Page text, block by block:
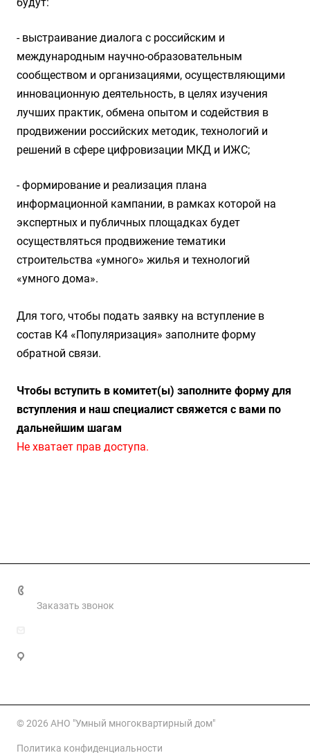
- выстраивание диалога с российским и
международным научно-образовательным
сообществом и организациями, осуществляющими
инновационную деятельность, в целях изучения
лучших практик, обмена опытом и содействия в
продвижении российских методик, технологий и
решений в сфере цифровизации МКД и ИЖС;
- формирование и реализация плана
информационной кампании, в рамках которой на
экспертных и публичных площадках будет
осуществляться продвижение тематики
строительства «умного» жилья и технологий
«умного дома».
Для того, чтобы подать заявку на вступление в
состав К4 «Популяризация» заполните форму
обратной связи.
Чтобы вступить в комитет(ы) заполните форму для
вступления и наш специалист свяжется с вами по
дальнейшим шагам
Не хватает прав доступа.
Заказать звонок
© 2026 АНО "Умный многоквартирный дом"
Политика конфиденциальности